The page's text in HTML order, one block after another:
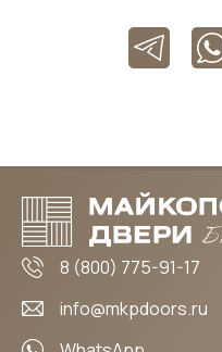
8 (800) 775-91-17
info@mkpdoors.ru